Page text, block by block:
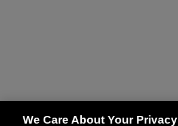
We Care About Your Privacy